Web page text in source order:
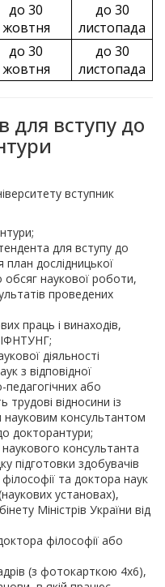
до 30
жовтня
до 30
листопада
до 30
жовтня
до 30
листопада
для вступу до
вступник
для вступу до
план дослідницької
наукової роботи,
проведених
праць і винаходів,
діяльності
з відповідної
педагогічних або
трудові відносини із
науковим консультантом
докторантури;
консультанта
підготовки здобувачів
та доктора наук
установах),
Міністрів України від
філософії або
(з фотокарткою 4х6),